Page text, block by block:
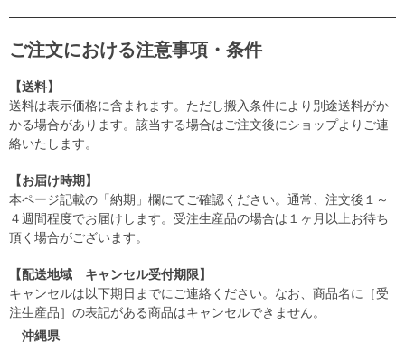
ご注文における注意事項・条件
【送料】
送料は表示価格に含まれます。ただし搬入条件により別途送料がか
かる場合があります。該当する場合はご注文後にショップよりご連
絡いたします。
【お届け時期】
本ページ記載の「納期」欄にてご確認ください。通常、注文後１～
４週間程度でお届けします。受注生産品の場合は１ヶ月以上お待ち
頂く場合がございます。
【配送地域 キャンセル受付期限】
キャンセルは以下期日までにご連絡ください。なお、商品名に［受
注生産品］の表記がある商品はキャンセルできません。
沖縄県